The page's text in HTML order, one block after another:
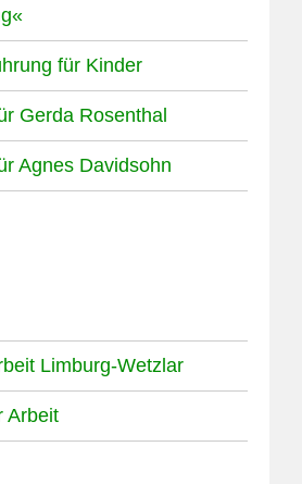
für Kinder
Gerda Rosenthal
Agnes Davidsohn
Limburg-Wetzlar
Arbeit